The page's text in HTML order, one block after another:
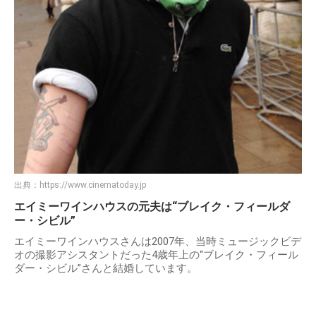
出典： https://www.cinematoday.jp
エイミーワインハウスの元夫は“ブレイク・フィールダ
ー・シビル”
エイミーワインハウスさんは2007年、当時ミュージックビデ
オの撮影アシスタントだった4歳年上の“ブレイク・フィール
ダー・シビル”さんと結婚しています。